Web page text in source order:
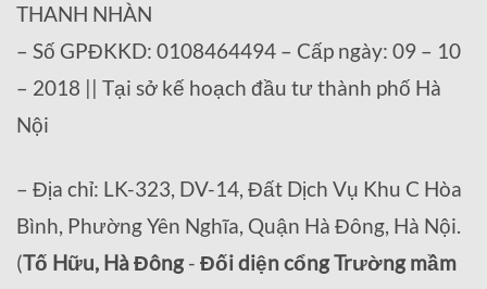
THANH NHÀN
– Số GPĐKKD: 0108464494 – Cấp ngày: 09 – 10
– 2018 || Tại sở kế hoạch đầu tư thành phố Hà
Nội
– Địa chỉ: LK-323, DV-14, Đất Dịch Vụ Khu C Hòa
Bình, Phường Yên Nghĩa, Quận Hà Đông, Hà Nội.
(Tố Hữu, Hà Đông- Đối diện cổng Trường mầm